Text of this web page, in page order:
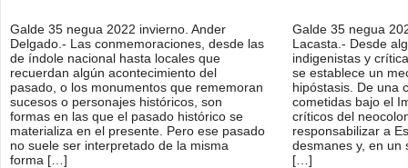
Galde 35 negua 2022 invierno. Ander
Delgado.- Las conmemoraciones, desde las
de índole nacional hasta locales que
recuerdan algún acontecimiento del
pasado, o los monumentos que rememoran
sucesos o personajes históricos, son
formas en las que el pasado histórico se
materializa en el presente. Pero ese pasado
no suele ser interpretado de la misma
forma […]
Galde 35 negua
Lacasta.- Desde
indigenistas y
se establece un
hipóstasis. De una
cometidas bajo el
críticos del
responsabilizar a
desmanes y, en un
[…]